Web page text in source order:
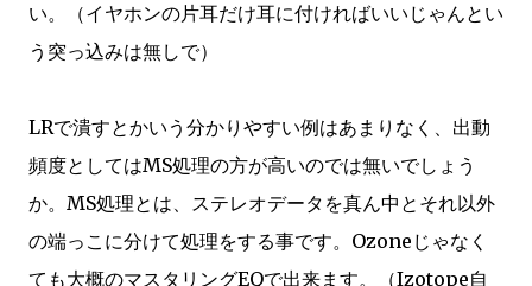
い。（イヤホンの片耳だけ耳に付ければいいじゃんとい
う突っ込みは無しで）
LRで潰すとかいう分かりやすい例はあまりなく、出動
頻度としてはMS処理の方が高いのでは無いでしょう
か。MS処理とは、ステレオデータを真ん中とそれ以外
の端っこに分けて処理をする事です。Ozoneじゃなく
ても大概のマスタリングEQで出来ます。（Izotope自